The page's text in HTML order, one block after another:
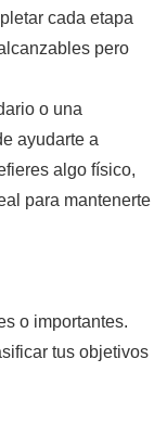
cada etapa
pero
o una
ayudarte a
algo físico,
para mantenerte
o importantes.
tus objetivos